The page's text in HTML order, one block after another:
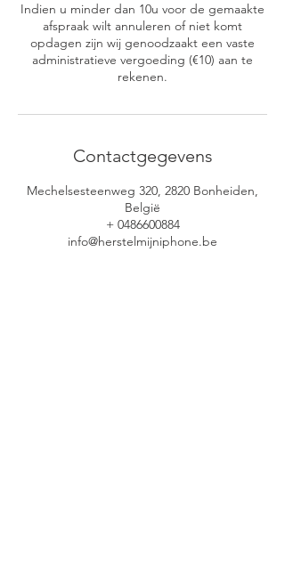
Indien u minder dan 10u voor de gemaakte
afspraak wilt annuleren of niet komt
opdagen zijn wij genoodzaakt een vaste
administratieve vergoeding (€10) aan te
rekenen.
Contactgegevens
Mechelsesteenweg 320, 2820 Bonheiden,
België
+ 0486600884
info@herstelmijniphone.be